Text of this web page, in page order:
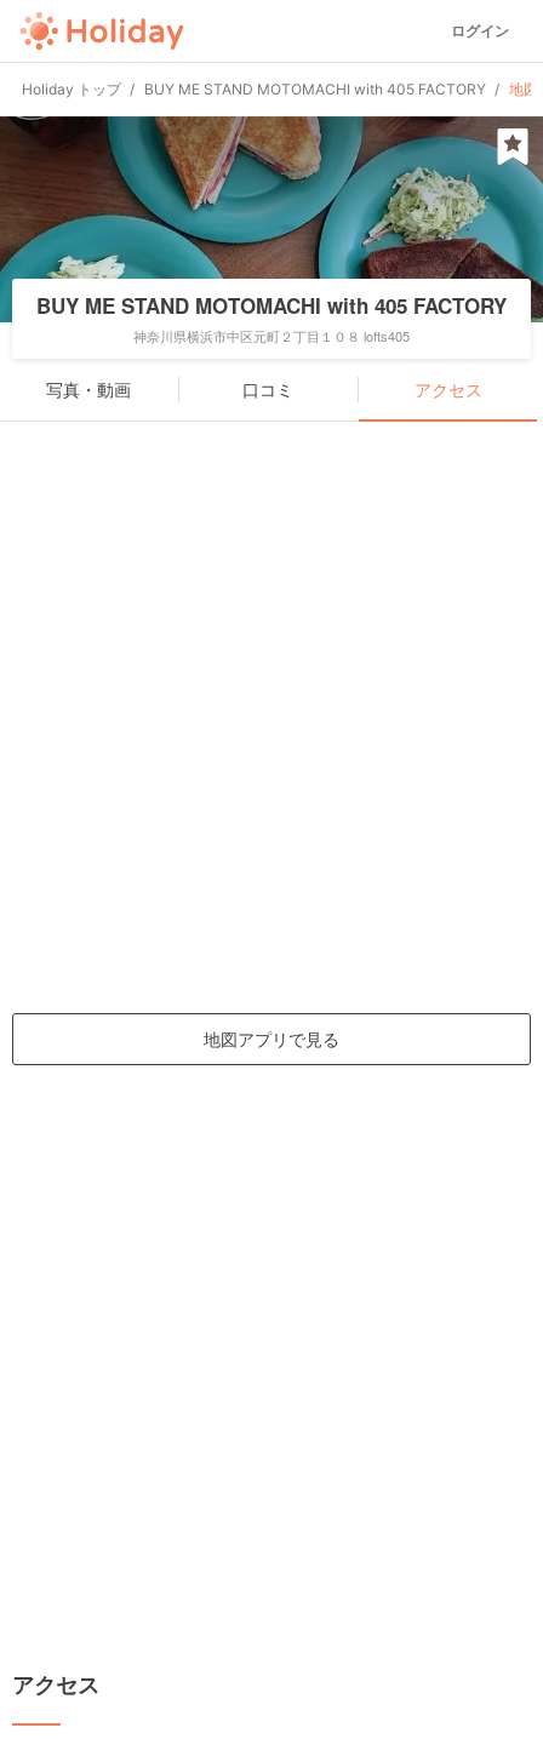
ログイン
Holiday トップ BUY ME STAND MOTOMACHI with 405 FACTORY 地図
BUY ME STAND MOTOMACHI with 405 FACTORY
神奈川県横浜市中区元町２丁目１０８ lofts405
写真・動画 口コミ アクセス
地図アプリで見る
アクセス